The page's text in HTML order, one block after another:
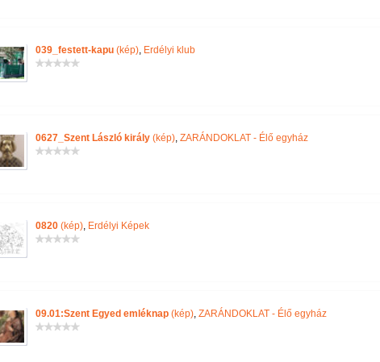
039_festett-kapu(kép), Erdélyi klub
0627_Szent László király(kép), ZARÁNDOKLAT - Élő egyház
0820(kép), Erdélyi Képek
09.01:Szent Egyed emléknap(kép), ZARÁNDOKLAT - Élő egyház